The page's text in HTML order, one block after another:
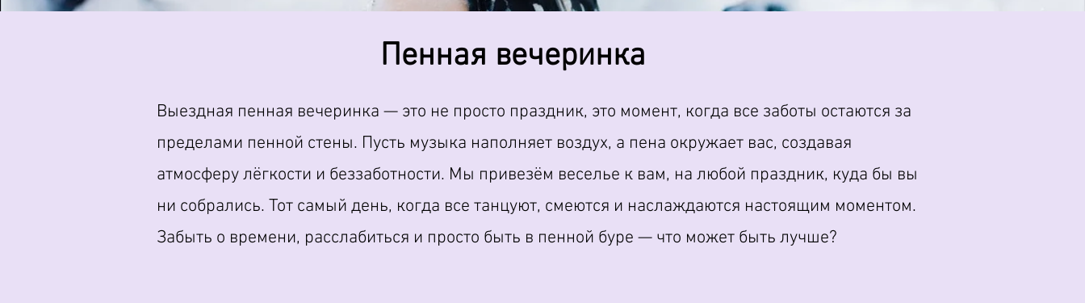
Пенная вечеринка
Выездная пенная вечеринка — это не просто праздник, это момент, когда все заботы остаются за
пределами пенной стены. Пусть музыка наполняет воздух, а пена окружает вас, создавая
атмосферу лёгкости и беззаботности. Мы привезём веселье к вам, на любой праздник, куда бы вы
ни собрались. Тот самый день, когда все танцуют, смеются и наслаждаются настоящим моментом.
Забыть о времени, расслабиться и просто быть в пенной буре — что может быть лучше?